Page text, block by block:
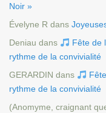
Noir »
Évelyne R dans
Deniau dans
Fête de
rythme de la convivialité
GERARDIN dans
rythme de la convivialité
(Anomyme, craignant